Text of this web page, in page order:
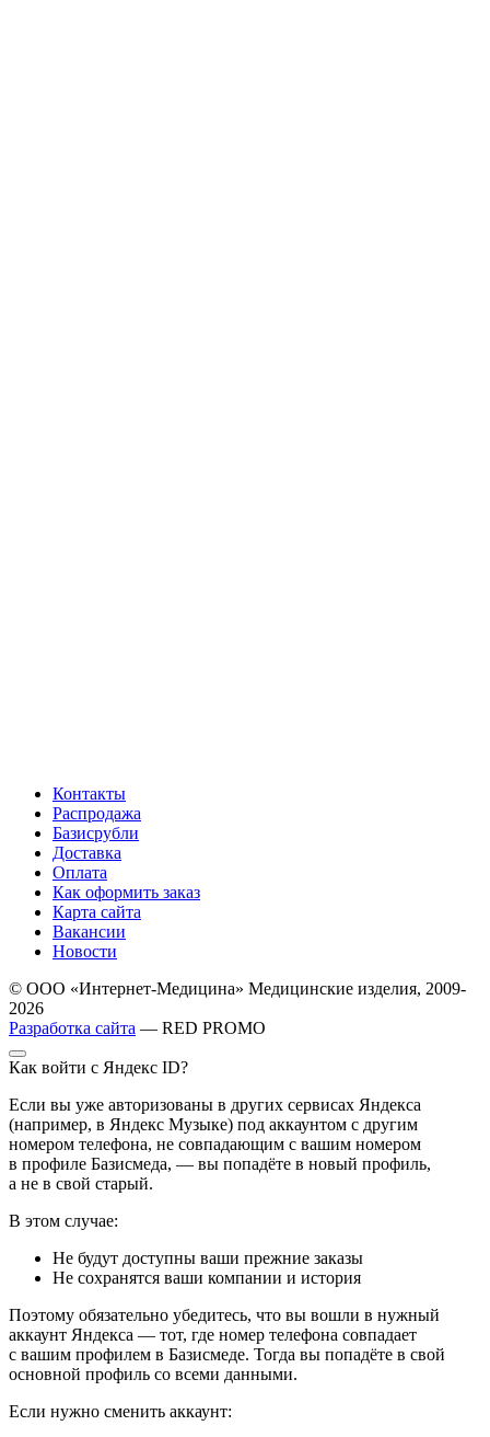
Контакты
Распродажа
Базисрубли
Доставка
Оплата
Как оформить заказ
Карта сайта
Вакансии
Новости
© ООО «Интернет-Медицина» Медицинские изделия, 2009-
2026
Разработка сайта — RED PROMO
Как войти с Яндекс ID?
Если вы уже авторизованы в других сервисах Яндекса
(например, в Яндекс Музыке) под аккаунтом с другим
номером телефона, не совпадающим с вашим номером
в профиле Базисмеда, — вы попадёте в новый профиль,
а не в свой старый.
В этом случае:
Не будут доступны ваши прежние заказы
Не сохранятся ваши компании и история
Поэтому обязательно убедитесь, что вы вошли в нужный
аккаунт Яндекса — тот, где номер телефона совпадает
с вашим профилем в Базисмеде. Тогда вы попадёте в свой
основной профиль со всеми данными.
Если нужно сменить аккаунт: